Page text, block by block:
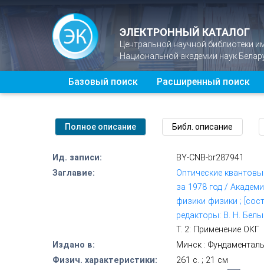
ЭЛЕКТРОННЫЙ КАТАЛОГ
Центральной научной библиотеки
Национальной академии наук
Базовый поиск Расширенный поиск
Ид. записи:
BY-CNB-br287941
Заглавие:
Оптические
за 1978 год /
физики физики ;
редакторы: В. Н.
Т. 2: Применение ОКГ
Издано в:
Минск :
Физич. характеристики:
261 с. ; 21 см